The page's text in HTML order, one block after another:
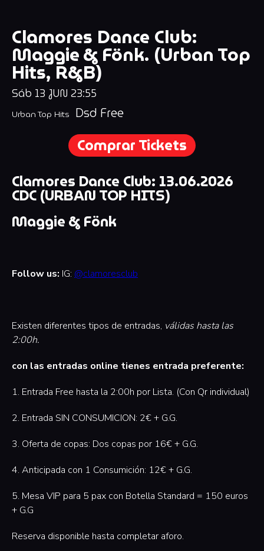
Clamores Dance Club:
Maggie & Fönk. (Urban Top
Hits, R&B)
Sáb 13 JUN 23:55
Urban Top Hits Dsd Free
Comprar Tickets
Clamores Dance Club: 13.06.2026
CDC (URBAN TOP HITS)
Maggie & Fönk
Follow us: IG: @clamoresclub
Existen diferentes tipos de entradas, válidas hasta las
2:00h.
con las entradas online tienes entrada preferente:
1. Entrada Free hasta la 2:00h por Lista. (Con Qr individual)
2. Entrada SIN CONSUMICION: 2€ + G.G.
3. Oferta de copas: Dos copas por 16€ + G.G.
4. Anticipada con 1 Consumición: 12€ + G.G.
5. Mesa VIP para 5 pax con Botella Standard = 150 euros
+ G.G
Reserva disponible hasta completar aforo.